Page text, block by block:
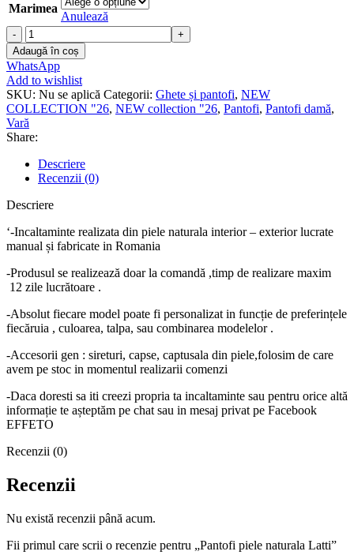
Marimea
Anulează
Cantitate
Pantofi
piele
naturala
Latti
Adaugă în coș
WhatsApp
Add to wishlist
SKU: Nu se aplică Categorii: Ghete și pantofi, NEW
COLLECTION "26, NEW collection "26, Pantofi, Pantofi damă,
Vară
Share:
Descriere
Recenzii (0)
Descriere
‘-Incaltaminte realizata din piele naturala interior – exterior lucrate
manual și fabricate in Romania
-Produsul se realizează doar la comandă ,timp de realizare maxim
12 zile lucrătoare .
-Absolut fiecare model poate fi personalizat in funcție de preferințele
fiecăruia , culoarea, talpa, sau combinarea modelelor .
-Accesorii gen : sireturi, capse, captusala din piele,folosim de care
avem pe stoc in momentul realizarii comenzi
-Daca doresti sa iti creezi propria ta incaltaminte sau pentru orice altă
informație te așteptăm pe chat sau in mesaj privat pe Facebook
EFFETO
Recenzii (0)
Recenzii
Nu există recenzii până acum.
Fii primul care scrii o recenzie pentru „Pantofi piele naturala Latti”